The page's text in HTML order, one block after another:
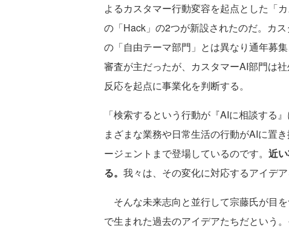
よるカスタマー行動変容を起点とした「
の「Hack」の2つが新設されたのだ。カ
の「自由テーマ部門」とは異なり通年募
審査が主だったが、カスタマーAI部門は
反応を起点に事業化を判断する。
「検索するという行動が『AIに相談する
まざまな業務や日常生活の行動がAIに置
ージェントまで登場しているのです。 近
る。 我々は、その変化に対応するアイデア
そんな未来志向と並行して宗藤氏が目
で生まれた過去のアイデアたちだという